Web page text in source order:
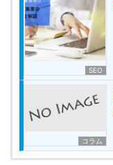
SEO
コラム